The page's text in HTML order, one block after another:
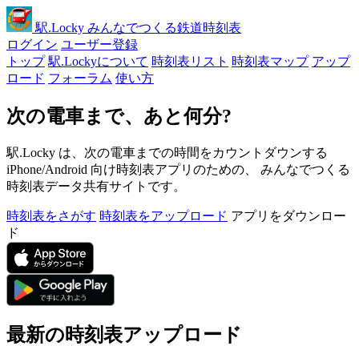
駅.Locky みんなでつくる鉄道時刻表
ログイン ユーザー登録
トップ 駅.Lockyについて 時刻表リスト 時刻表マップ アップ
ロード フォーラム 使い方
次の電車まで、あと何分?
駅.Locky は、次の電車までの時間をカウントダウンする
iPhone/Android 向け時刻表アプリのための、 みんなでつくる
時刻表データ共有サイトです。
時刻表をさがす 時刻表をアップロード アプリをダウンロー
ド
最新の時刻表アップロード